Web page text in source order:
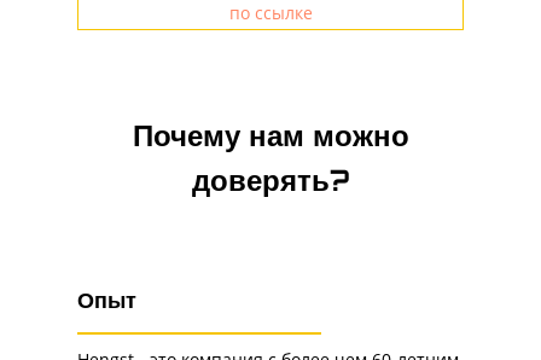
по ссылке
Почему нам можно
доверять?
Опыт